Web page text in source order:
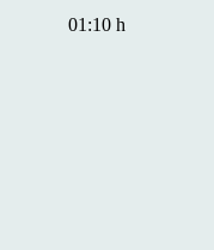
01:10 h